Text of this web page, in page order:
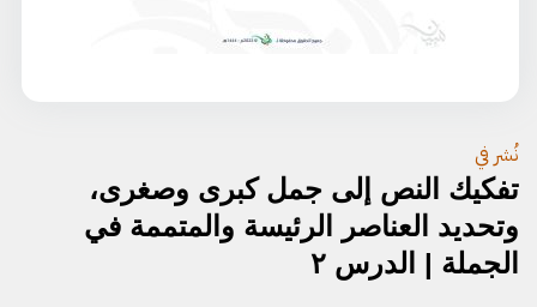
تصفّح
المقالات
نُشر في
تفكيك النص إلى جمل كبرى وصغرى،
وتحديد العناصر الرئيسة والمتممة في
الجملة | الدرس ٢